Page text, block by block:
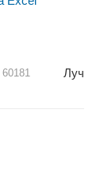
60181 Луч